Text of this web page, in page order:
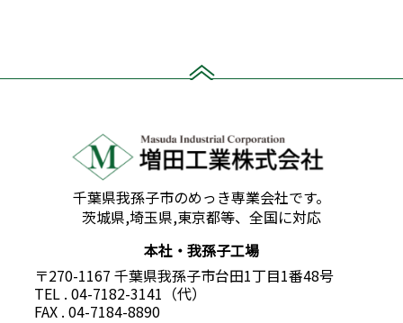
千葉県我孫子市のめっき専業会社です。
茨城県,埼玉県,東京都等、全国に対応
本社・我孫子工場
〒270-1167 千葉県我孫子市台田1丁目1番48号
TEL . 04-7182-3141（代）
FAX . 04-7184-8890